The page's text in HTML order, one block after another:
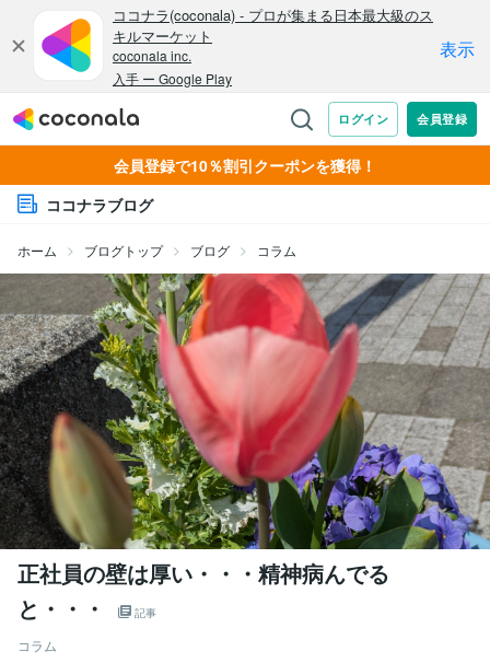
会員登録で10％割引クーポンを獲得！
ココナラブログ
ホーム ブログトップ ブログ コラム
正社員の壁は厚い・・・精神病んでる
と・・・
記事
コラム